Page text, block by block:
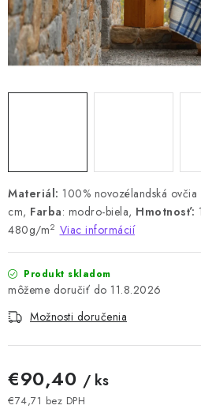
Materiál: 100% novozélandská ovčia
cm, Farba: modro-biela, Hmotnosť:
480g/m2 Viac informácií
Produkt skladom
11.8.2026
Možnosti doručenia
€90,40 / ks
€74,71 bez DPH